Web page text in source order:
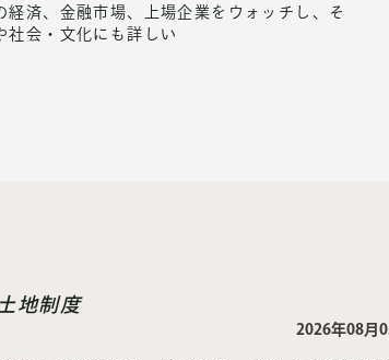
済、金融市場、上場企業をウォッチし、そ
社会・文化にも詳しい
地制度
2026年08月